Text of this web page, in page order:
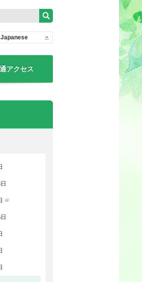
Japanese
アクセス